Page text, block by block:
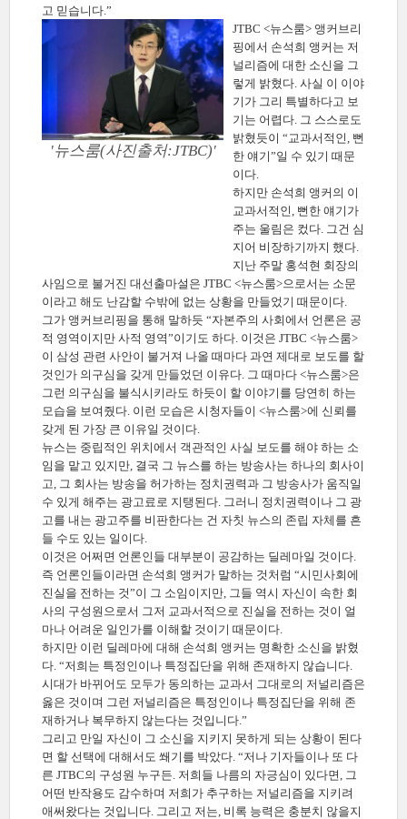
고 믿습니다.”
'뉴스룸(사진출처:JTBC)'
JTBC <뉴스룸> 앵커브리
핑에서 손석희 앵커는 저
널리즘에 대한 소신을 그
렇게 밝혔다. 사실 이 이야
기가 그리 특별하다고 보
기는 어렵다. 그 스스로도
밝혔듯이 “교과서적인, 뻔
한 얘기”일 수 있기 때문
이다.
하지만 손석희 앵커의 이
교과서적인, 뻔한 얘기가
주는 울림은 컸다. 그건 심
지어 비장하기까지 했다.
지난 주말 홍석현 회장의
사임으로 불거진 대선출마설은 JTBC <뉴스룸>으로서는 소문
이라고 해도 난감할 수밖에 없는 상황을 만들었기 때문이다.
그가 앵커브리핑을 통해 말하듯 “자본주의 사회에서 언론은 공
적 영역이지만 사적 영역”이기도 하다. 이것은 JTBC <뉴스룸>
이 삼성 관련 사안이 불거져 나올 때마다 과연 제대로 보도를 할
것인가 의구심을 갖게 만들었던 이유다. 그 때마다 <뉴스룸>은
그런 의구심을 불식시키라도 하듯이 할 이야기를 당연히 하는
모습을 보여줬다. 이런 모습은 시청자들이 <뉴스룸>에 신뢰를
갖게 된 가장 큰 이유일 것이다.
뉴스는 중립적인 위치에서 객관적인 사실 보도를 해야 하는 소
임을 맡고 있지만, 결국 그 뉴스를 하는 방송사는 하나의 회사이
고, 그 회사는 방송을 허가하는 정치권력과 그 방송사가 움직일
수 있게 해주는 광고료로 지탱된다. 그러니 정치권력이나 그 광
고를 내는 광고주를 비판한다는 건 자칫 뉴스의 존립 자체를 흔
들 수도 있는 일이다.
이것은 어쩌면 언론인들 대부분이 공감하는 딜레마일 것이다.
즉 언론인들이라면 손석희 앵커가 말하는 것처럼 “시민사회에
진실을 전하는 것”이 그 소임이지만, 그들 역시 자신이 속한 회
사의 구성원으로서 그저 교과서적으로 진실을 전하는 것이 얼
마나 어려운 일인가를 이해할 것이기 때문이다.
하지만 이런 딜레마에 대해 손석희 앵커는 명확한 소신을 밝혔
다. “저희는 특정인이나 특정집단을 위해 존재하지 않습니다.
시대가 바뀌어도 모두가 동의하는 교과서 그대로의 저널리즘은
옳은 것이며 그런 저널리즘은 특정인이나 특정집단을 위해 존
재하거나 복무하지 않는다는 것입니다.”
그리고 만일 자신이 그 소신을 지키지 못하게 되는 상황이 된다
면 할 선택에 대해서도 쐐기를 박았다. “저나 기자들이나 또 다
른 JTBC의 구성원 누구든. 저희들 나름의 자긍심이 있다면, 그
어떤 반작용도 감수하며 저희가 추구하는 저널리즘을 지키려
애써왔다는 것입니다. 그리고 저는, 비록 능력은 충분치 않을지